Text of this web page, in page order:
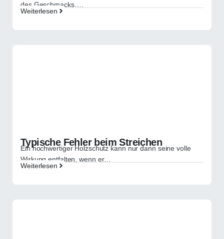
des Geschmacks….
Weiterlesen
Typische Fehler beim Streichen
Ein hochwertiger Holzschutz kann nur dann seine volle
Wirkung entfalten, wenn er…
Weiterlesen